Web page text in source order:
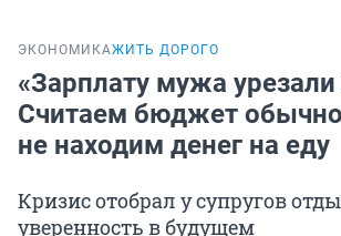
ЭКОНОМИКАЖИТЬ ДОРОГО
«Зарплату мужа
Считаем бюджет
не находим денег на еду
Кризис отобрал у супругов
уверенность в будущем